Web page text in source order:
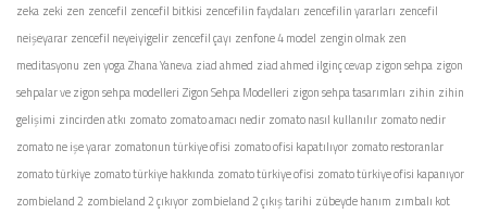
zeka zeki zen zencefil zencefil bitkisi zencefilin faydaları zencefilin yararları zencefil
neişeyarar zencefil neyeiyigelir zencefil çayı zenfone 4 model zengin olmak zen
meditasyonu zen yogaZhana Yaneva ziad ahmed ziad ahmed ilginç cevap zigon sehpa zigon
sehpalar ve zigon sehpa modelleri Zigon Sehpa Modelleri zigon sehpa tasarımları zihin zihin
gelişimi zincirden atkı zomato zomato amacı nedir zomato nasıl kullanılır zomato nedir
zomato ne işe yarar zomatonun türkiye ofisi zomato ofisi kapatılıyor zomato restoranlar
zomato türkiye zomato türkiye hakkında zomato türkiye ofisi zomato türkiye ofisi kapanıyor
zombieland 2 zombieland 2 çıkıyor zombieland 2 çıkış tarihi zübeyde hanım zımbalı kot